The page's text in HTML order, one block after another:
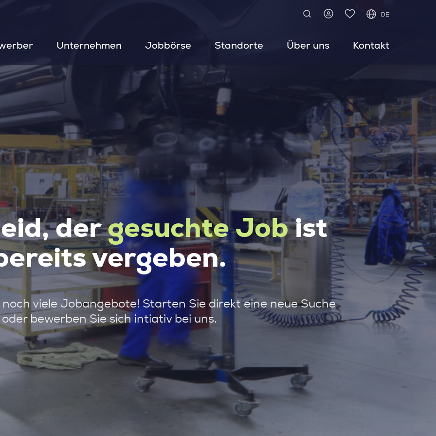
DE
Unternehmen Jobbörse Standorte Über uns Kontakt
dergesuchte Jobist
vergeben.
viele Jobangebote! Starten Sie direkt eine neue Suche
oder bewerben Sie sich intiativ bei uns.